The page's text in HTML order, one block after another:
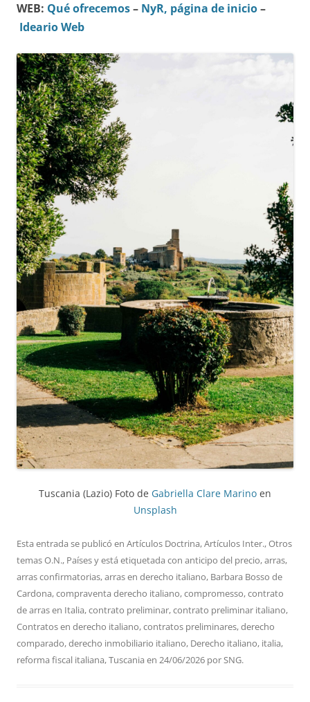
WEB: Qué ofrecemos– NyR, página de inicio–
Ideario Web
Tuscania (Lazio) Foto de Gabriella Clare Marino en
Unsplash
Esta entrada se publicó en Artículos Doctrina,Artículos Inter.,Otros
temas O.N., Paísesy está etiquetada con anticipo del precio,arras,
arras confirmatorias,arras en derecho italiano, Barbara Bosso de
Cardona,compraventa derecho italiano,compromesso,contrato
de arras en Italia,contrato preliminar,contrato preliminar italiano,
Contratos en derecho italiano,contratos preliminares,derecho
comparado,derecho inmobiliario italiano, Derecho italiano, italia,
reforma fiscal italiana,Tuscania en 24/06/2026 porSNG.